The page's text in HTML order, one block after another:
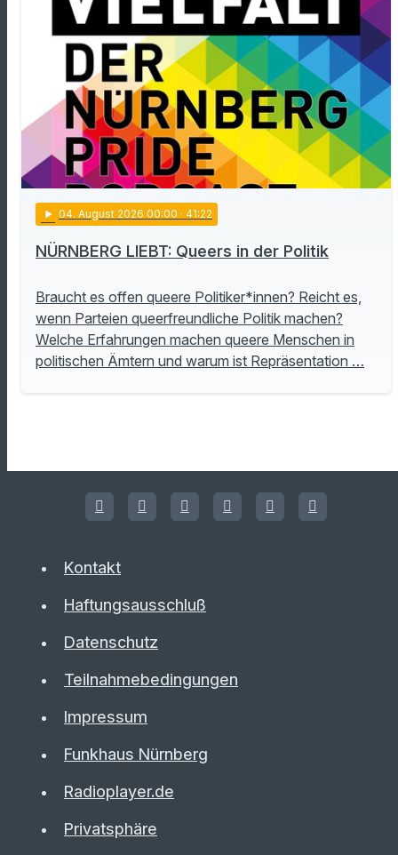
play_arrow 04. August 2026 00:00 · 41:22
NÜRNBERG LIEBT: Queers in der Politik
Braucht es offen queere Politiker*innen? Reicht es,
wenn Parteien queerfreundliche Politik machen?
Welche Erfahrungen machen queere Menschen in
politischen Ämtern und warum ist Repräsentation …
Kontakt
Haftungsausschluß
Datenschutz
Teilnahmebedingungen
Impressum
Funkhaus Nürnberg
Radioplayer.de
Privatsphäre